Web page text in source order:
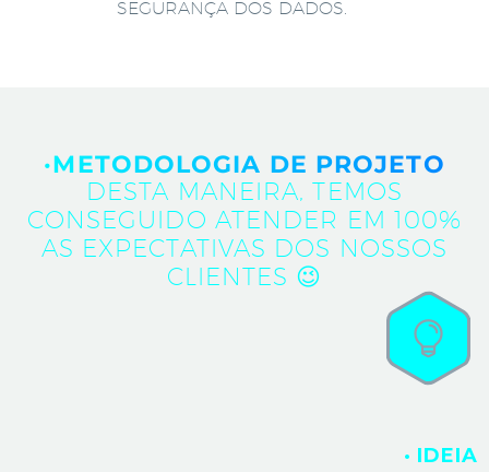
SEGURANÇA DOS DADOS.
·METODOLOGIA DE PROJETO
DESTA MANEIRA, TEMOS
CONSEGUIDO ATENDER EM 100%
AS EXPECTATIVAS DOS NOSSOS
CLIENTES 😉
· IDEIA